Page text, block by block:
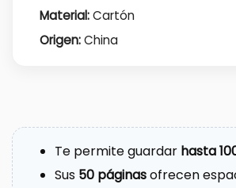
Material:Cartón
Origen:China
Te permite guardar hasta
Sus 50 páginasofrecen